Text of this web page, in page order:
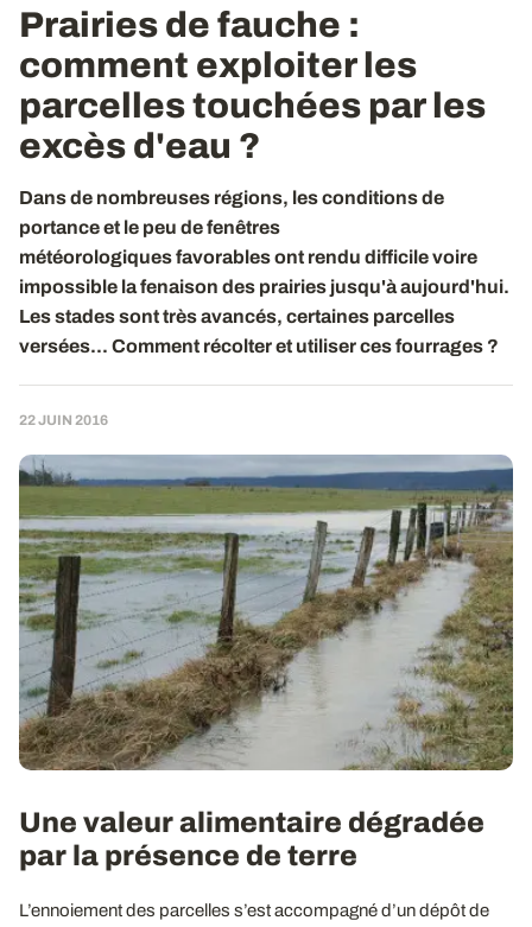
Prairies de fauche :
comment exploiter les
parcelles touchées par les
excès d'eau ?
Dans de nombreuses régions, les conditions de
portance et le peu de fenêtres
météorologiques favorables ont rendu difficile voire
impossible la fenaison des prairies jusqu'à aujourd'hui.
Les stades sont très avancés, certaines parcelles
versées... Comment récolter et utiliser ces fourrages ?
22 JUIN 2016
Une valeur alimentaire dégradée
par la présence de terre
L’ennoiement des parcelles s’est accompagné d’un dépôt de